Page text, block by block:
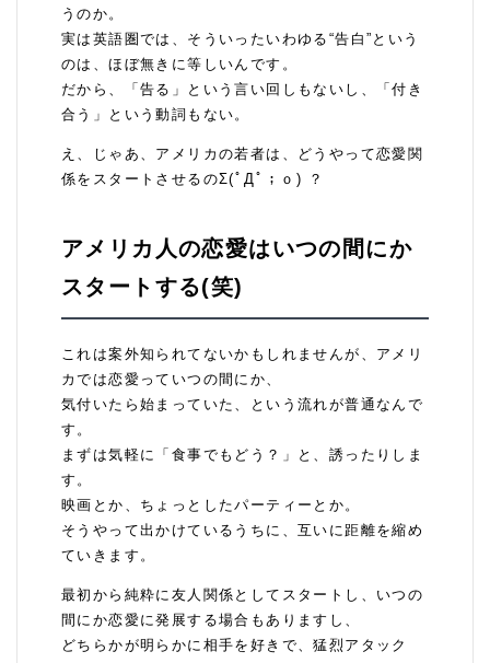
うのか。
実は英語圏では、そういったいわゆる“告白”という
のは、ほぼ無きに等しいんです。
だから、「告る」という言い回しもないし、「付き
合う」という動詞もない。
え、じゃあ、アメリカの若者は、どうやって恋愛関
係をスタートさせるのΣ(ﾟДﾟ；ｏ) ？
アメリカ人の恋愛はいつの間にか
スタートする(笑)
これは案外知られてないかもしれませんが、アメリ
カでは恋愛っていつの間にか、
気付いたら始まっていた、という流れが普通なんで
す。
まずは気軽に「食事でもどう？」と、誘ったりしま
す。
映画とか、ちょっとしたパーティーとか。
そうやって出かけているうちに、互いに距離を縮め
ていきます。
最初から純粋に友人関係としてスタートし、いつの
間にか恋愛に発展する場合もありますし、
どちらかが明らかに相手を好きで、猛烈アタック